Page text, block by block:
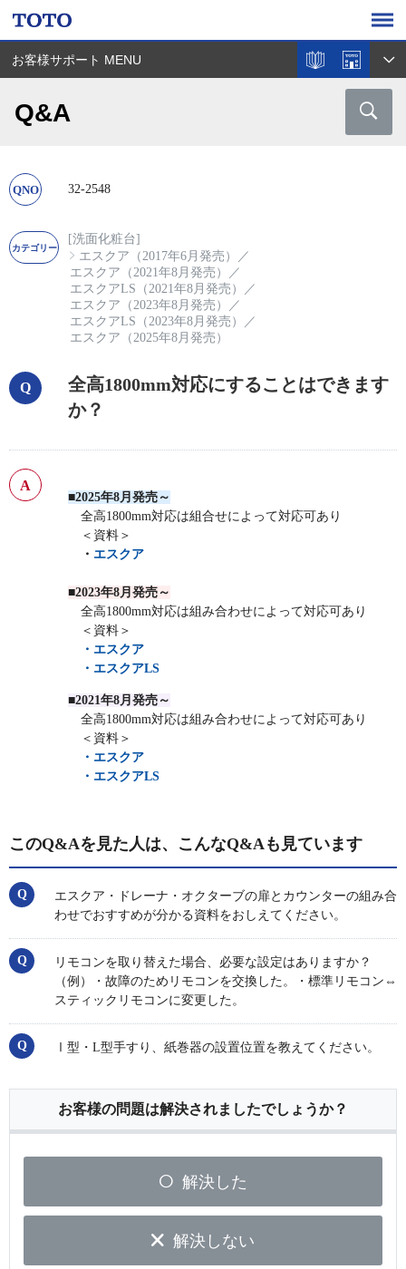
お客様サポート MENU
Q&A
32-2548
[洗面化粧台]
エスクア（2017年6月発売）
／
エスクア（2021年8月発売）
／
エスクアLS（2021年8月発売）
／
エスクア（2023年8月発売）
／
エスクアLS（2023年8月発売）
／
エスクア（2025年8月発売）
全高1800mm対応にすることはできます
か？
■2025年8月発売～
全高1800mm対応は組合せによって対応可あり
＜資料＞
・ エスクア
■2023年8月 発売～
全高1800mm対応は組み合わせによって対応可あり
＜資料＞
・エスクア
・エスクアLS
■2021年8月発売～
全高1800mm対応は組み合わせによって対応可あり
＜資料＞
・エスクア
・エスクアLS
このQ&Aを見た人は、こんなQ&Aも見ています
エスクア・ドレーナ・オクターブの扉とカウンターの組み合
わせでおすすめが分かる資料をおしえてください。
リモコンを取り替えた場合、必要な設定はありますか？
（例）・故障のためリモコンを交換した。・標準リモコン⇔
スティックリモコンに変更した。
Ⅰ型・L型手すり、紙巻器の設置位置を教えてください。
お客様の問題は解決されましたでしょうか？
解決した
解決しない